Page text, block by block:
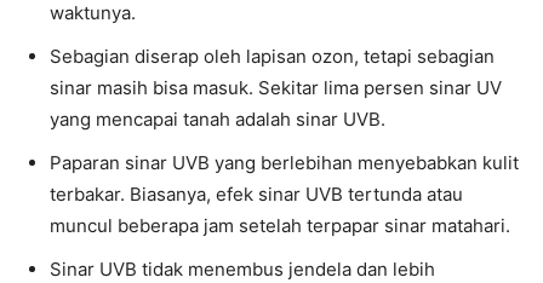
waktunya.
Sebagian diserap oleh lapisan ozon, tetapi sebagian
sinar masih bisa masuk. Sekitar lima persen sinar UV
yang mencapai tanah adalah sinar UVB.
Paparan sinar UVB yang berlebihan menyebabkan kulit
terbakar. Biasanya, efek sinar UVB tertunda atau
muncul beberapa jam setelah terpapar sinar matahari.
Sinar UVB tidak menembus jendela dan lebih